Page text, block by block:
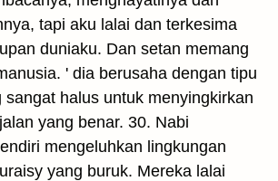
tapi aku lalai dan terkesima
duniaku. Dan setan memang
' dia berusaha dengan tipu
sangat halus untuk menyingkirkan
yang benar. 30. Nabi
mengeluhkan lingkungan
yang buruk. Mereka lalai